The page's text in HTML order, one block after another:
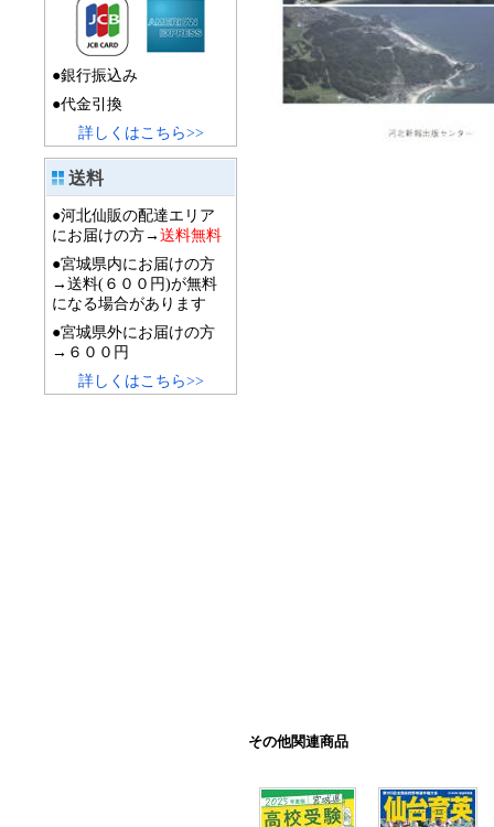
●銀行振込み
●代金引換
詳しくはこちら>>
送料
●河北仙販の配達エリア
にお届けの方→送料無料
●宮城県内にお届けの方
→送料(６００円)が無料
になる場合があります
●宮城県外にお届けの方
→６００円
詳しくはこちら>>
その他関連商品